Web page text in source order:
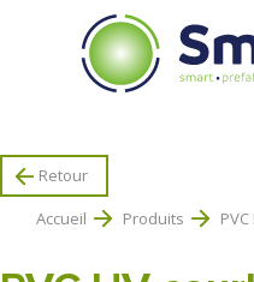
Retour
Accueil
Produits